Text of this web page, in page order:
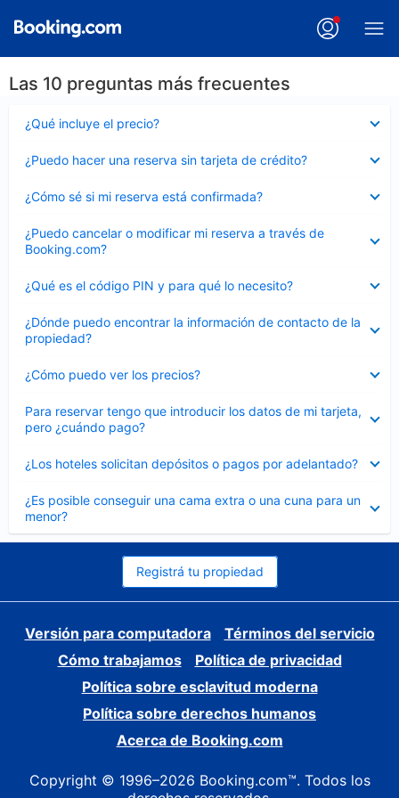
Las 10 preguntas más frecuentes
¿Qué incluye el precio?
cerrado
¿Puedo hacer una reserva sin tarjeta de crédito?
cerrado
¿Cómo sé si mi reserva está confirmada?
cerrado
¿Puedo cancelar o modificar mi reserva a través de
Booking.com?
cerrado
¿Qué es el código PIN y para qué lo necesito?
cerrado
¿Dónde puedo encontrar la información de contacto de la
propiedad?
cerrado
¿Cómo puedo ver los precios?
cerrado
Para reservar tengo que introducir los datos de mi tarjeta,
pero ¿cuándo pago?
cerrado
¿Los hoteles solicitan depósitos o pagos por adelantado?
cerrado
¿Es posible conseguir una cama extra o una cuna para un
menor?
cerrado
Registrá tu propiedad
Versión para computadora
Términos del servicio
Cómo trabajamos
Política de privacidad
Política sobre esclavitud moderna
Política sobre derechos humanos
Acerca de Booking.com
Copyright © 1996–2026 Booking.com™. Todos los